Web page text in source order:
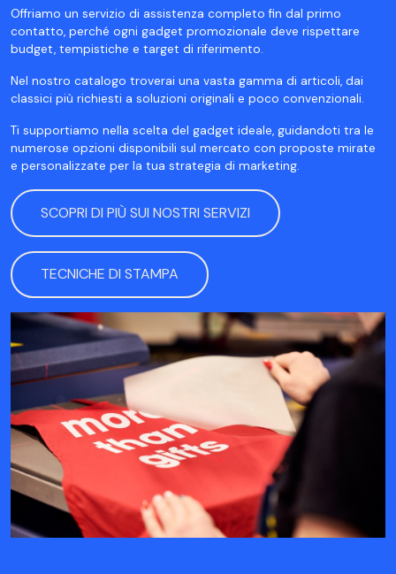
Offriamo un servizio di assistenza completo fin dal primo
contatto, perché ogni gadget promozionale deve rispettare
budget, tempistiche e target di riferimento.
Nel nostro catalogo troverai una vasta gamma di articoli, dai
classici più richiesti a soluzioni originali e poco convenzionali.
Ti supportiamo nella scelta del gadget ideale, guidandoti tra le
numerose opzioni disponibili sul mercato con proposte mirate
e personalizzate per la tua strategia di marketing.
SCOPRI DI PIÙ SUI NOSTRI SERVIZI
TECNICHE DI STAMPA